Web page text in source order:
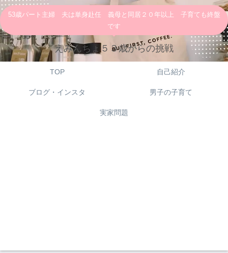
53歳パート主婦 夫は単身赴任 義母と同居２０年以上 子育ても終盤
です
えみんちょ５３歳からの挑戦
TOP 自己紹介
ブログ・インスタ 男子の子育て
実家問題